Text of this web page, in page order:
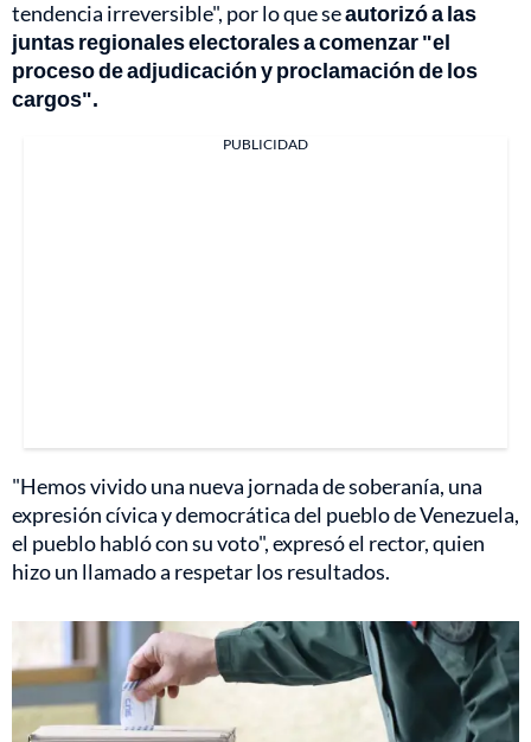
tendencia irreversible", por lo que seautorizó a las
juntas regionales electorales a comenzar "el
proceso de adjudicación y proclamación de los
cargos".
PUBLICIDAD
"Hemos vivido una nueva jornada de soberanía, una
expresión cívica y democrática del pueblo de Venezuela,
el pueblo habló con su voto", expresó el rector, quien
hizo un llamado a respetar los resultados.